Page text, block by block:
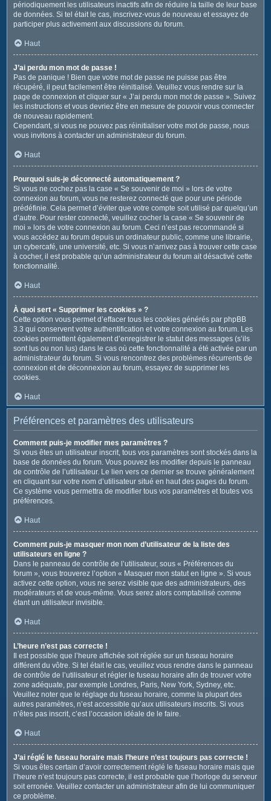
périodiquement les utilisateurs inactifs afin de réduire la taille de leur base
de données. Si tel était le cas, inscrivez-vous de nouveau et essayez de
participer plus activement aux discussions du forum.
Haut
J’ai perdu mon mot de passe !
Pas de panique ! Bien que votre mot de passe ne puisse pas être
récupéré, il peut facilement être réinitialisé. Veuillez vous rendre sur la
page de connexion et cliquer sur « J’ai perdu mon mot de passe ». Suivez
les instructions et vous devriez être en mesure de pouvoir vous connecter
de nouveau rapidement.
Cependant, si vous ne pouvez pas réinitialiser votre mot de passe, nous
vous invitons à contacter un administrateur du forum.
Haut
Pourquoi suis-je déconnecté automatiquement ?
Si vous ne cochez pas la case « Se souvenir de moi » lors de votre
connexion au forum, vous ne resterez connecté que pour une période
prédéfinie. Cela permet d’éviter que votre compte soit utilisé par quelqu’un
d’autre. Pour rester connecté, veuillez cocher la case « Se souvenir de
moi » lors de votre connexion au forum. Ceci n’est pas recommandé si
vous accédez au forum depuis un ordinateur public, comme une librairie,
un cybercafé, une université, etc. Si vous n’arrivez pas à trouver cette case
à cocher, il est probable qu’un administrateur du forum ait désactivé cette
fonctionnalité.
Haut
À quoi sert « Supprimer les cookies » ?
Cette option vous permet d’effacer tous les cookies générés par phpBB
3.3 qui conservent votre authentification et votre connexion au forum. Les
cookies permettent également d’enregistrer le statut des messages (s’ils
sont lus ou non lus) dans le cas où cette fonctionnalité a été activée par un
administrateur du forum. Si vous rencontrez des problèmes récurrents de
connexion et de déconnexion au forum, essayez de supprimer les
cookies.
Haut
Préférences et paramètres des utilisateurs
Comment puis-je modifier mes paramètres ?
Si vous êtes un utilisateur inscrit, tous vos paramètres sont stockés dans la
base de données du forum. Vous pouvez les modifier depuis le panneau
de contrôle de l’utilisateur. Le lien vers ce dernier se trouve généralement
en cliquant sur votre nom d’utilisateur situé en haut des pages du forum.
Ce système vous permettra de modifier tous vos paramètres et toutes vos
préférences.
Haut
Comment puis-je masquer mon nom d’utilisateur de la liste des
utilisateurs en ligne ?
Dans le panneau de contrôle de l’utilisateur, sous « Préférences du
forum », vous trouverez l’option « Masquer mon statut en ligne ». Si vous
activez cette option, vous ne serez visible que des administrateurs, des
modérateurs et de vous-même. Vous serez alors comptabilisé comme
étant un utilisateur invisible.
Haut
L’heure n’est pas correcte !
Il est possible que l’heure affichée soit réglée sur un fuseau horaire
différent du vôtre. Si tel était le cas, veuillez vous rendre dans le panneau
de contrôle de l’utilisateur et régler le fuseau horaire afin de trouver votre
zone adéquate, par exemple Londres, Paris, New York, Sydney, etc.
Veuillez noter que le réglage du fuseau horaire, comme la plupart des
autres paramètres, n’est accessible qu’aux utilisateurs inscrits. Si vous
n’êtes pas inscrit, c’est l’occasion idéale de le faire.
Haut
J’ai réglé le fuseau horaire mais l’heure n’est toujours pas correcte !
Si vous êtes certain d’avoir correctement réglé le fuseau horaire mais que
l’heure n’est toujours pas correcte, il est probable que l’horloge du serveur
soit erronée. Veuillez contacter un administrateur afin de lui communiquer
ce problème.